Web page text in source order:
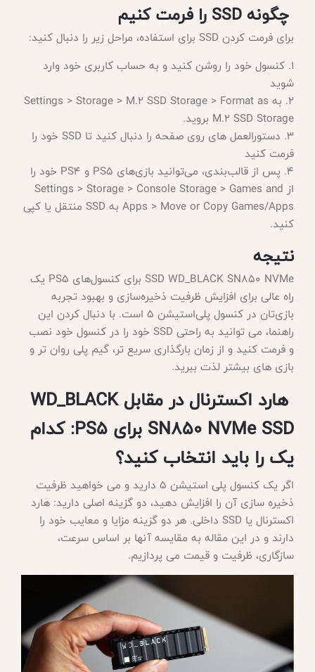
چگونه SSD را فرمت کنیم
برای فرمت کردن
1. کنسول خود را روشن کنید و به حساب کاربری خود وارد
شوید
2. به Settings > Storage > M.2 SSD Storage > Format as
M.2 SSD Storage بروید.
3. دستورالعمل های روی صفحه را دنبال کنید تا SSD خود را
فرمت کنید
4. پس از قالب‌بندی، می‌توانید بازی‌های PS5 و PS4 خود را
از Settings > Storage > Console Storage > Games and
Apps > Move or Copy Games/Apps به SSD منتقل یا کپی
کنید.
نتیجه
SSD WD_BLACK SN850 NVMe برای کنسول‌های PS5 یک
راه عالی برای افزایش ظرفیت ذخیره‌سازی و بهبود تجربه
بازی‌تان در کنسول پلی‌استیشن 5 است. با دنبال کردن این
راهنما، می توانید به راحتی SSD خود را در کنسول خود نصب
و فرمت کنید و از زمان بارگذاری سریع تر، گیم پلی روان تر و
بازی های بیشتر لذت ببرید.
هارد اکسترنال در مقابل WD_BLACK
SN850 NVMe SSD برای PS5: کدام
یک را باید انتخاب کنید؟
اگر یک کنسول پلی استیشن 5 دارید و می خواهید ظرفیت
ذخیره سازی آن را افزایش دهید، دو گزینه اصلی دارید: هارد
اکسترنال یا
SSD داخلی. هر دو گزینه مزایا و معایب خود را
دارند و در این مقاله به مقایسه آنها بر اساس سرعت،
سازگاری، ظرفیت و قیمت می پردازیم.